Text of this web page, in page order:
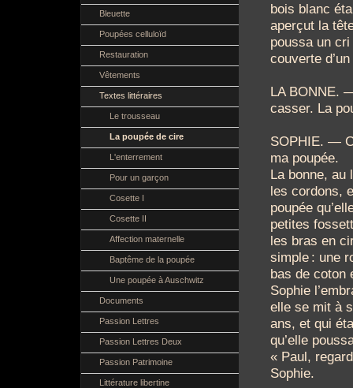
Bleuette
Poupées celluloïd
Restauration
Vêtements
Textes littéraires
Le trousseau
La poupée de cire
L'enterrement
Pour un garçon
Cosette I
Cosette II
Affection maternelle
Baptême de la poupée
Une poupée à Auschwitz
Documents
Passion Lettres
Passion Lettres Deux
Passion Patrimoine
Littérature libertine
bois blanc
aperçut la
poussa un
couverte
LA BONNE.
casser. La
SOPHIE. —
ma poupée.
La bonne, au
les cordons,
poupée
petites
les bras en
simple : une
bas de coton
Sophie
elle se mit à
ans, et qui
qu’elle
« Paul,
Sophie.